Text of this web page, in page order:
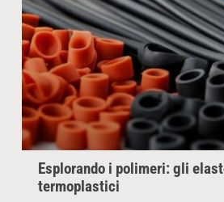
Esplorando i polimeri: gli
termoplastici